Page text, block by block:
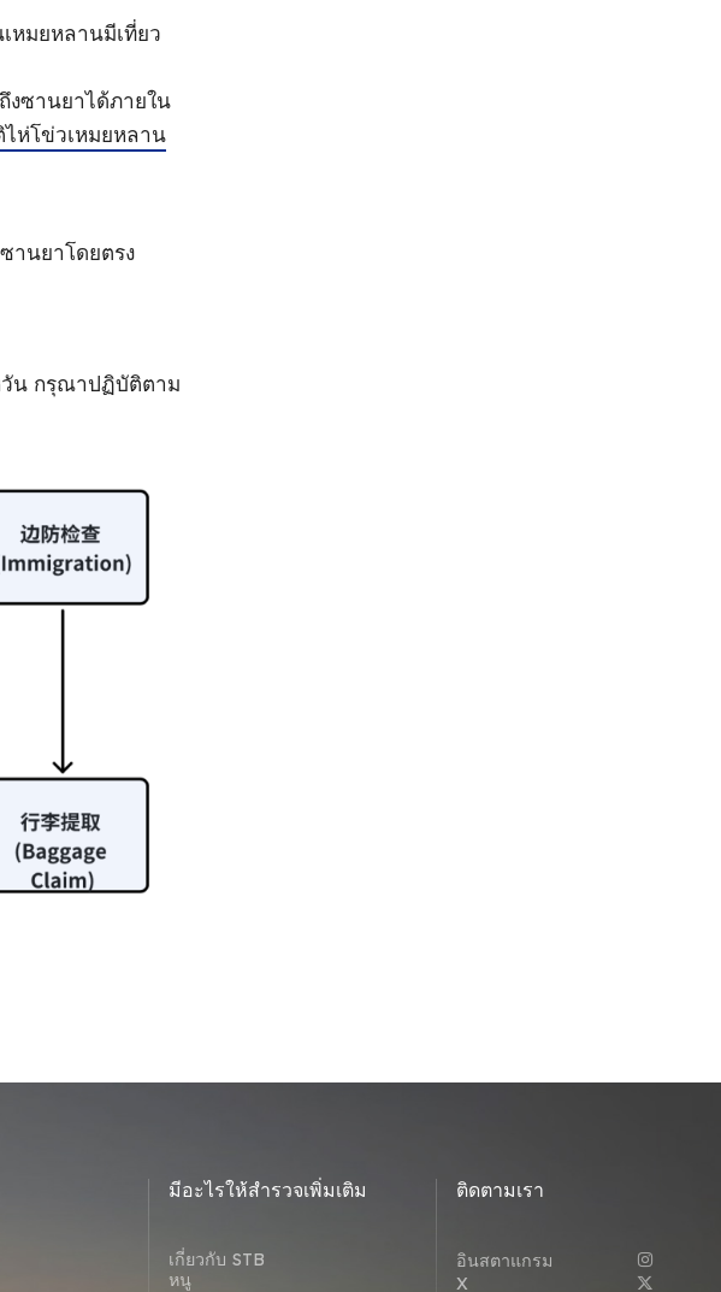
หมยหลานมีเที่ยว
งซานยาได้ภายใน
ห่โข่วเหมยหลาน
านยาโดยตรง
วัน กรุณาปฏิบัติตาม
มีอะไรให้สํารวจเพิ่มเติม
เกี่ยวกับ STB
หนู
ติดตามเรา
อินสตาแกรม
X